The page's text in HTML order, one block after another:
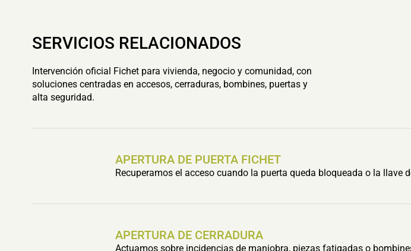
SERVICIOS RELACIONADOS
Intervención oficial Fichet para vivienda, negocio y comunidad, con
soluciones centradas en accesos, cerraduras, bombines, puertas y
alta seguridad.
APERTURA DE PUERTA FICHET
Recuperamos el acceso cuando la puerta queda bloqueada o la llave
APERTURA DE CERRADURA
Actuamos sobre incidencias de maniobra, piezas fatigadas o